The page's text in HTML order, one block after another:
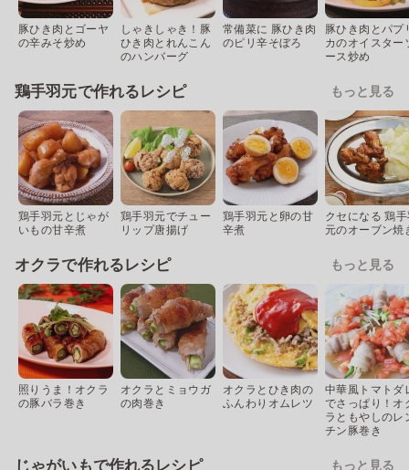
豚ひき肉とゴーヤ
の辛みそ炒め
しゃきしゃき！豚
ひき肉とれんこん
のハンバーグ
常備菜に 豚ひき肉
のピリ辛そぼろ
豚ひき肉とパプ
カのオイスター
ース炒め
鶏手羽元で作れるレシピ もっと見る
鶏手羽元とじゃが
いもの甘辛煮
鶏手羽元でチュー
リップ唐揚げ
鶏手羽元と卵の甘
辛煮
クセになる 鶏
元のオーブン焼
オクラで作れるレシピ もっと見る
照りうま！オクラ
の豚バラ巻き
オクラとミョウガ
の肉巻き
オクラとひき肉の
ふんわりオムレツ
中華風トマトダ
でさっぱり！オ
ラともやしのレ
チン豚巻き
じゃがいもで作れるレシピ もっと見る